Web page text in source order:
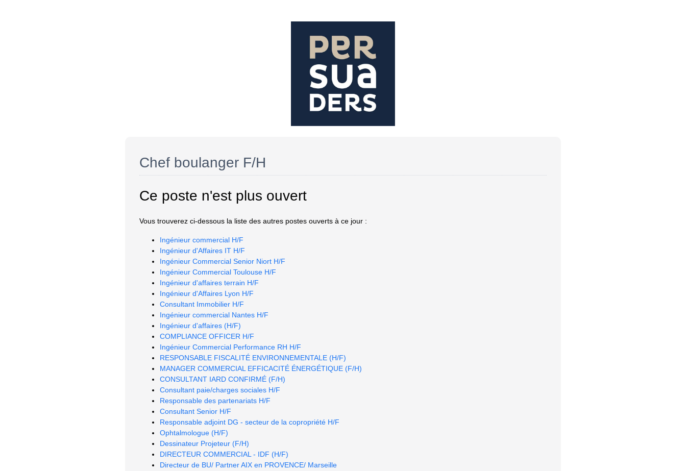
Chef boulanger F/H
Ce poste n'est plus ouvert
Vous trouverez ci-dessous la liste des autres postes ouverts à ce jour :
Ingénieur commercial H/F
Ingénieur d'Affaires IT H/F
Ingénieur Commercial Senior Niort H/F
Ingénieur Commercial Toulouse H/F
Ingénieur d'affaires terrain H/F
Ingénieur d'Affaires Lyon H/F
Consultant Immobilier H/F
Ingénieur commercial Nantes H/F
Ingénieur d'affaires (H/F)
COMPLIANCE OFFICER H/F
Ingénieur Commercial Performance RH H/F
RESPONSABLE FISCALITÉ ENVIRONNEMENTALE (H/F)
MANAGER COMMERCIAL EFFICACITÉ ÉNERGÉTIQUE (F/H)
CONSULTANT IARD CONFIRMÉ (F/H)
Consultant paie/charges sociales H/F
Responsable des partenariats H/F
Consultant Senior H/F
Responsable adjoint DG - secteur de la copropriété H/F
Ophtalmologue (H/F)
Dessinateur Projeteur (F/H)
DIRECTEUR COMMERCIAL - IDF (H/F)
Directeur de BU/ Partner AIX en PROVENCE/ Marseille